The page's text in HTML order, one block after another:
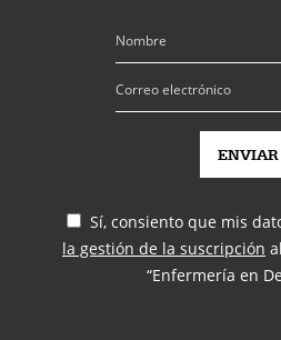
Sí, consiento que mis
la gestión de la suscripción
“Enfermería en